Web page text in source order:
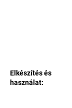
Elkészítés és
használat: